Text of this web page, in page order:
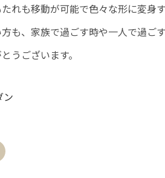
れも移動が可能で色々な形に変身
も、家族で過ごす時や一人で過ご
うございます。
ン